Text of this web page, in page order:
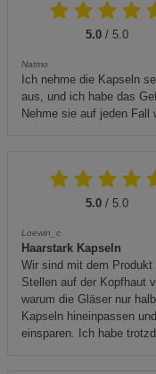
5.0 / 5.0
Natmo
Ich nehme die Kapseln
aus, und ich habe das
Nehme sie auf jeden Fall
5.0 / 5.0
Loewin_c
Haarstark Kapseln
Wir sind mit dem
Stellen auf der Kopfhaut
warum die Gläser nur
Kapseln hineinpassen
einsparen. Ich habe